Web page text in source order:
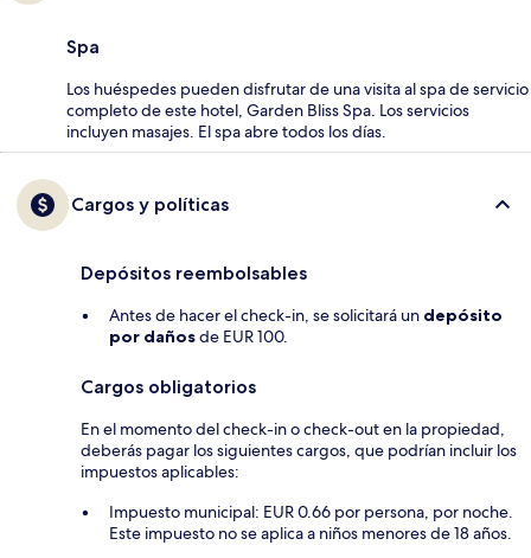
Spa
Los huéspedes pueden disfrutar de una visita al spa de servicio
completo de este hotel, Garden Bliss Spa. Los servicios
incluyen masajes. El spa abre todos los días.
Cargos y políticas
Depósitos reembolsables
Antes de hacer el check-in, se solicitará un depósito
por dañosde EUR 100.
Cargos obligatorios
En el momento del check-in o check-out en la propiedad,
deberás pagar los siguientes cargos, que podrían incluir los
impuestos aplicables:
Impuesto municipal: EUR 0.66 por persona, por noche.
Este impuesto no se aplica a niños menores de 18 años.